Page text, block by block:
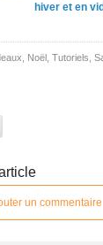
hiver et en
Noël Tutoriels
un commentaire